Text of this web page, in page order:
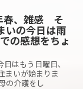
春、雑感 そ
の今日は雨
の感想をちょ
はもう日曜日、
まいが始まりま
の介護をし